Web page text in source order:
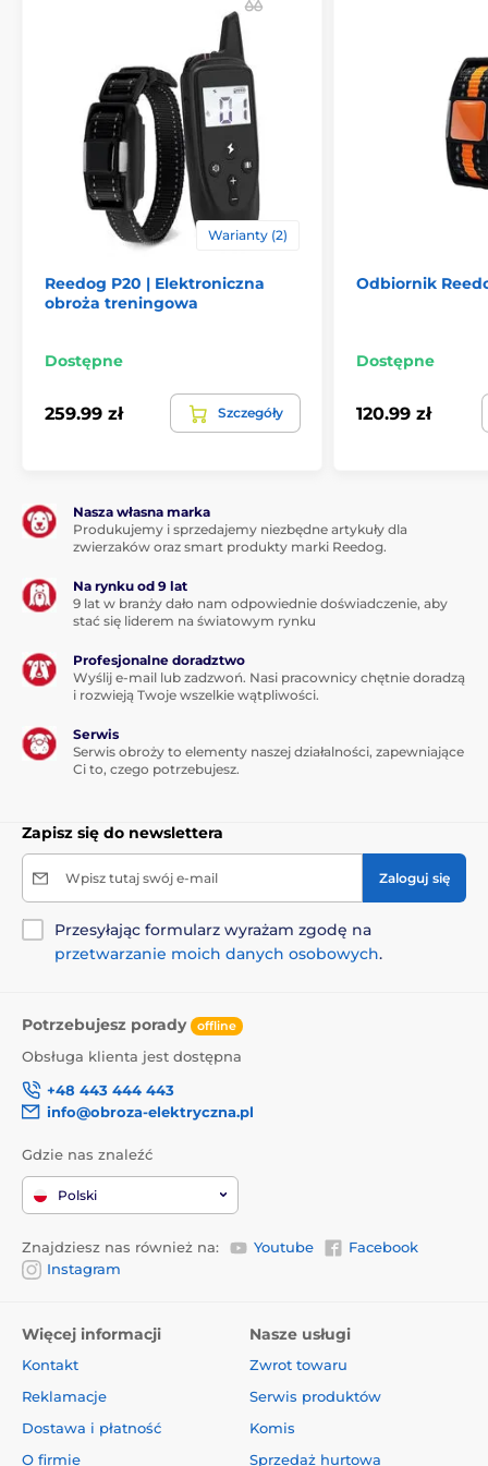
Warianty (2)
Reedog P20 | Elektroniczna
obroża treningowa
Dostępne
259.99 zł Szczegóły
Odbiornik
Dostępne
120.99 zł
Nasza własna marka
Produkujemy i sprzedajemy niezbędne artykuły dla
zwierzaków oraz smart produkty marki Reedog.
Na rynku od 9 lat
9 lat w branży dało nam odpowiednie doświadczenie, aby
stać się liderem na światowym rynku
Profesjonalne doradztwo
Wyślij e-mail lub zadzwoń. Nasi pracownicy chętnie doradzą
i rozwieją Twoje wszelkie wątpliwości.
Serwis
Serwis obroży to elementy naszej działalności, zapewniające
Ci to, czego potrzebujesz.
Zapisz się do newslettera
Wpisz tutaj swój e-mail Zaloguj się
Przesyłając formularz wyrażam zgodę na
przetwarzanie moich danych osobowych.
Potrzebujesz porady offline
Obsługa klienta jest dostępna
+48 443 444 443
info@obroza-elektryczna.pl
Gdzie nas znaleźć
Polski
Znajdziesz nas również na: Youtube
Facebook
Instagram
Więcej informacji
Kontakt
Reklamacje
Dostawa i płatność
O firmie
Nasze usługi
Zwrot towaru
Serwis produktów
Komis
Sprzedaż hurtowa